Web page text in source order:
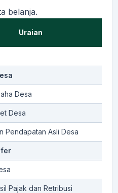
belanja.
Uraian
Desa
Desa
Pendapatan Asli Desa
Pajak dan Retribusi